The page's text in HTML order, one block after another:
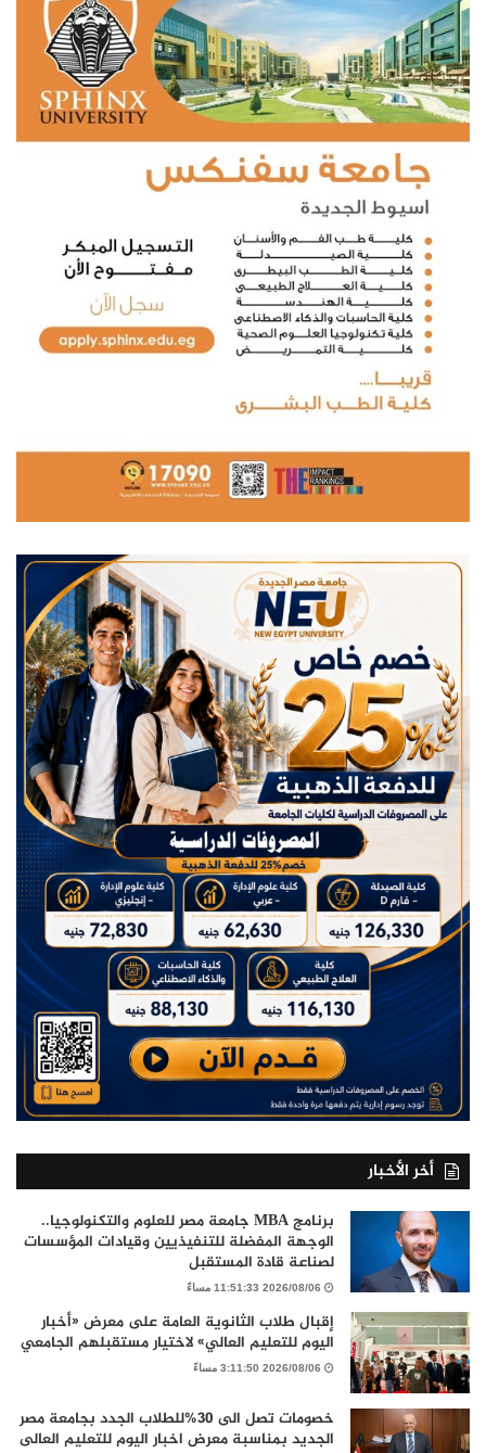
أخر الأخبار
برنامج MBA جامعة مصر للعلوم والتكنولوجيا..
الوجهة المفضلة للتنفيذيين وقيادات المؤسسات
لصناعة قادة المستقبل
2026/08/06 11:51:33 مساءً
إقبال طلاب الثانوية العامة على معرض «أخبار
اليوم للتعليم العالي» لاختيار مستقبلهم الجامعي
2026/08/06 3:11:50 مساءً
خصومات تصل الى 30%للطلاب الجدد بجامعة مصر
الجديد بمناسبة معرض اخبار اليوم للتعليم العالى